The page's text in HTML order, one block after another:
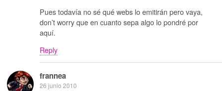
Pues todavía no sé qué webs lo emitirán pero vaya,
don’t worry que en cuanto sepa algo lo pondré por
aquí.
Reply
frannea
26 junio 2010